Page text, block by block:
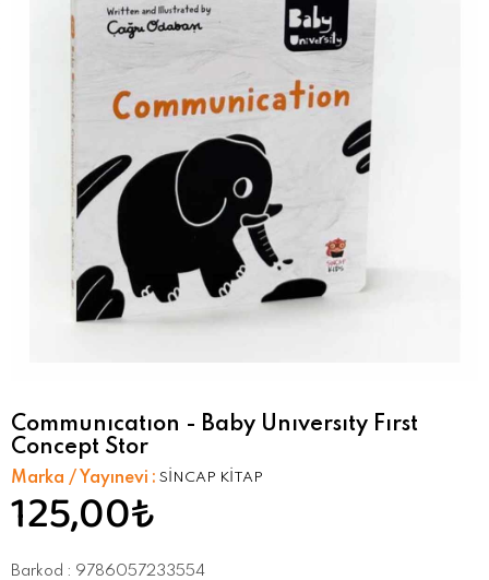
Communıcatıon - Baby Unıversıty Fırst
Concept Stor
Marka / Yayınevi : SİNCAP KİTAP
125,00₺
Barkod : 9786057233554